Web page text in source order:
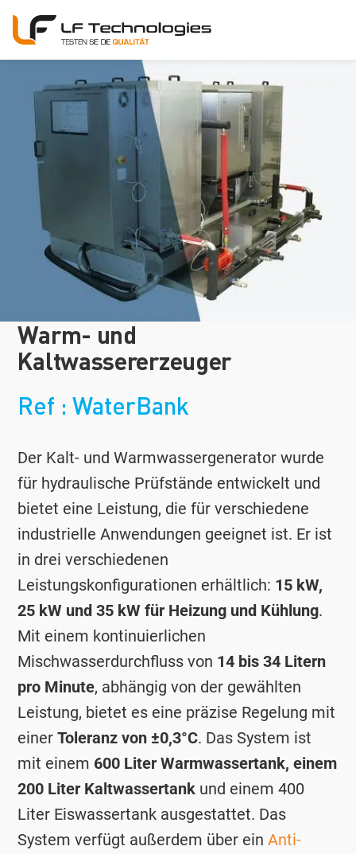
Warm- und
Kaltwassererzeuger
Ref : WaterBank
Der Kalt- und Warmwassergenerator wurde
für hydraulische Prüfstände entwickelt und
bietet eine Leistung, die für verschiedene
industrielle Anwendungen geeignet ist. Er ist
in drei verschiedenen
Leistungskonfigurationen erhältlich: 15 kW,
25 kW und 35 kW für Heizung und Kühlung.
Mit einem kontinuierlichen
Mischwasserdurchfluss von 14 bis 34 Litern
pro Minute, abhängig von der gewählten
Leistung, bietet es eine präzise Regelung mit
einerToleranz von ±0,3°C. Das System ist
mit einem 600 Liter Warmwassertank, einem
200 Liter Kaltwassertank und einem 400
Liter Eiswassertank ausgestattet. Das
System verfügt außerdem über einAnti-